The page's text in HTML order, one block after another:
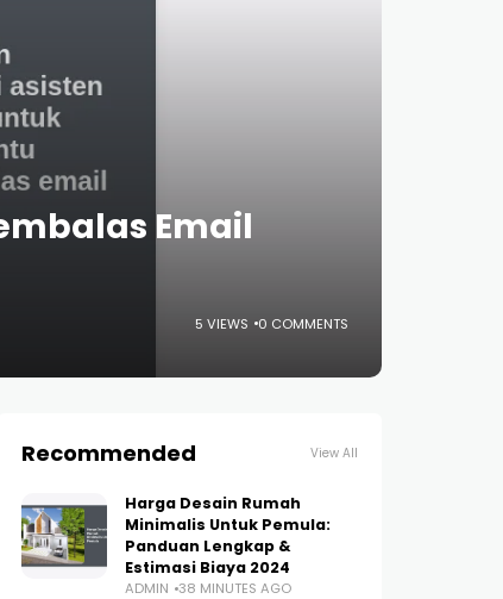
Email
5 VIEWS 0 COMMENTS
Recommended View All
Harga Desain Rumah
Minimalis Untuk Pemula:
Panduan Lengkap &
Estimasi Biaya 2024
ADMIN 38 MINUTES AGO